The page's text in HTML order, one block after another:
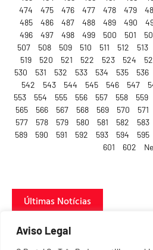
Aviso Legal
474
475 476 477 478 479
485
486 487 488 489 490
496
497 498 499 500 501
507
508 509 510 511 512 513
519
520 521 522 523 524
530
531 532 533 534 535 536
542
543 544 545 546 547
553
554 555 556 557 558 559
565
566 567 568 569 570 571
577
578 579 580 581 582 583
589
590 591 592 593 594 595
601
602
Últimas Notícias